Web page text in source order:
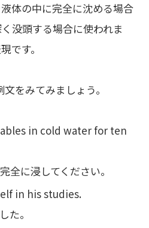
体の中に完全に沈める場合
没頭する場合に使われま
です。
をみてみましょう。
in cold water for ten
全に浸してください。
in his studies.
た。